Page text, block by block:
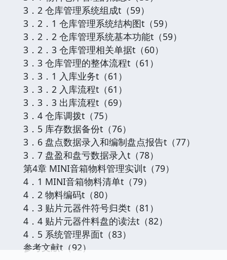
3．2 仓库管理系统组成t（59）
3．2．1 仓库管理系统结构图t（59）
3．2．2 仓库管理系统基本功能t（59）
3．2．3 仓库管理相关单据t（60）
3．3 仓库管理的整体流程t（61）
3．3．1 入库业务t（61）
3．3．2 入库流程t（61）
3．3．3 出库流程t（69）
3．4 仓库调拨t（75）
3．5 库存数据备份t（76）
3．6 盘点数据录入和编制盘点报告t（77）
3．7 盘盈和盘亏数据录入t（78）
第4章 MINI音箱物料管理实训t（79）
4．1 MINI音箱物料清单t（79）
4．2 物料编码t（80）
4．3 贴片元器件符号归类t（81）
4．4 贴片元器件料盘的读法t（82）
4．5 系统管理界面t（83）
参考文献t（92）